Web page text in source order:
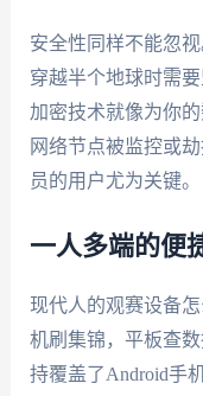
安全性同样不能忽
穿越半个地球时需
加密技术就像为你
网络节点被监控或
员的用户尤为关键。
一人多端的便
现代人的观赛设备
机刷集锦，平板查数
持覆盖了Android手